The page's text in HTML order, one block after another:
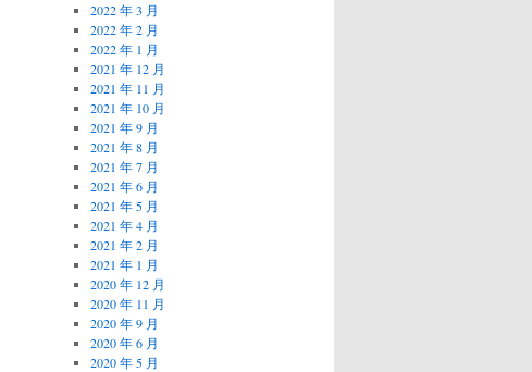
2022 年 3 月
2022 年 2 月
2022 年 1 月
2021 年 12 月
2021 年 11 月
2021 年 10 月
2021 年 9 月
2021 年 8 月
2021 年 7 月
2021 年 6 月
2021 年 5 月
2021 年 4 月
2021 年 2 月
2021 年 1 月
2020 年 12 月
2020 年 11 月
2020 年 9 月
2020 年 6 月
2020 年 5 月